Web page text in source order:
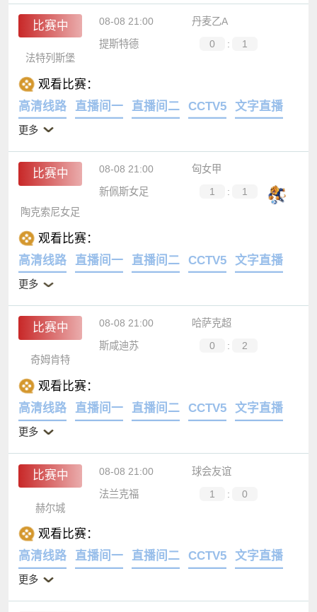
比赛中 08-08 21:00
丹麦乙A
提斯特德
0 :
1
法特列斯堡
观看比赛：
高清线路
直播间一 直播间二 CCTV5 文字直播
更多
比赛中 08-08 21:00
匈女甲
新佩斯女足
1 :
1
陶克索尼女足
观看比赛：
高清线路
直播间一 直播间二 CCTV5 文字直播
更多
比赛中 08-08 21:00
哈萨克超
斯咸迪苏
0 :
2
奇姆肯特
观看比赛：
高清线路
直播间一 直播间二 CCTV5 文字直播
更多
比赛中 08-08 21:00
球会友谊
法兰克福
1 :
0
赫尔城
观看比赛：
高清线路
直播间一 直播间二 CCTV5 文字直播
更多